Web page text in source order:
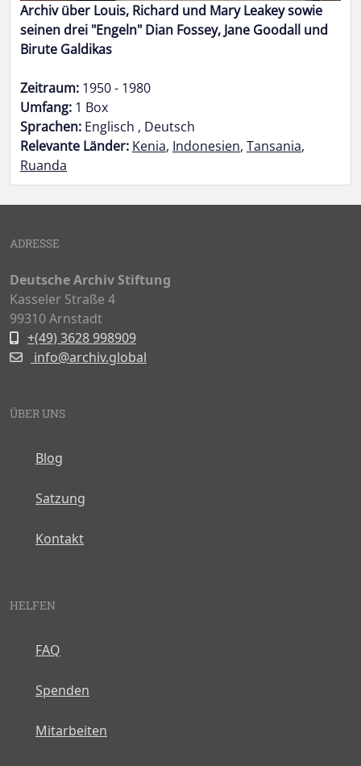
Archiv über Louis, Richard und Mary Leakey sowie
seinen drei "Engeln" Dian Fossey, Jane Goodall und
Birute Galdikas
Zeitraum: 1950 - 1980
Umfang: 1 Box
Sprachen: Englisch , Deutsch
Relevante Länder: Kenia, Indonesien, Tansania,
Ruanda
ADRESSE
Deutsche Archiv Stiftung
Kasseler Straße 4
99310 Arnstadt
+(49) 3628 998909
info@archiv.global
ÜBER UNS
Blog
Satzung
Kontakt
HELFEN
FAQ
Spenden
Mitarbeiten